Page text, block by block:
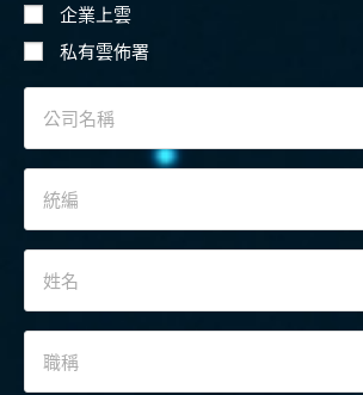
企業上雲
私有雲佈署